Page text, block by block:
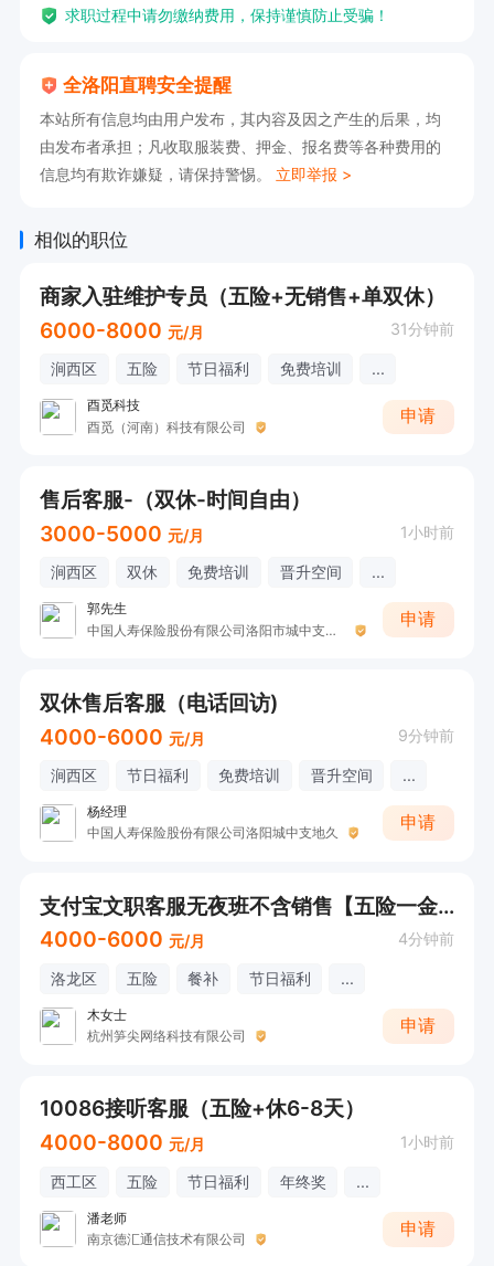
求职过程中请勿缴纳费用，保持谨慎防止受骗！
全洛阳直聘安全提醒
本站所有信息均由用户发布，其内容及因之产生的后果，均
由发布者承担；凡收取服装费、押金、报名费等各种费用的
信息均有欺诈嫌疑，请保持警惕。 立即举报 >
相似的职位
商家入驻维护专员（五险+无销售+单双休）
6000-8000 元/月 31分钟前
涧西区 五险 节日福利 免费培训 ...
酉觅科技
酉觅（河南）科技有限公司
申请
售后客服-（双休-时间自由）
3000-5000 元/月 1小时前
涧西区 双休 免费培训 晋升空间 ...
郭先生
中国人寿保险股份有限公司洛阳市城中支公司G
申请
双休售后客服（电话回访)
4000-6000 元/月 9分钟前
涧西区 节日福利 免费培训 晋升空间 ...
杨经理
中国人寿保险股份有限公司洛阳城中支地久
申请
支付宝文职客服无夜班不含销售【五险一金+双休】
4000-6000 元/月 4分钟前
洛龙区 五险 餐补 节日福利 ...
木女士
杭州笋尖网络科技有限公司
申请
10086接听客服（五险+休6-8天）
4000-8000 元/月 1小时前
西工区 五险 节日福利 年终奖 ...
潘老师
南京德汇通信技术有限公司
申请